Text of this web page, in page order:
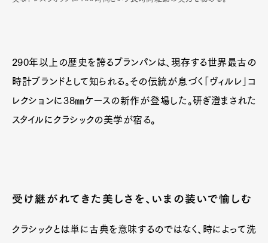
290年以上の歴史を誇るブランパンは、現存する世界最古の
時計ブランドとして知られる。その伝統が息づく「ヴィルレ」コ
レクションに38㎜ケースの新作が登場した。研ぎ澄まされた
スタイルにクラシックの美学が宿る。
受け継がれてきた美しさを、いまの装いで愉しむ
クラシックとは単に古典を意味するのではなく、時によって洗